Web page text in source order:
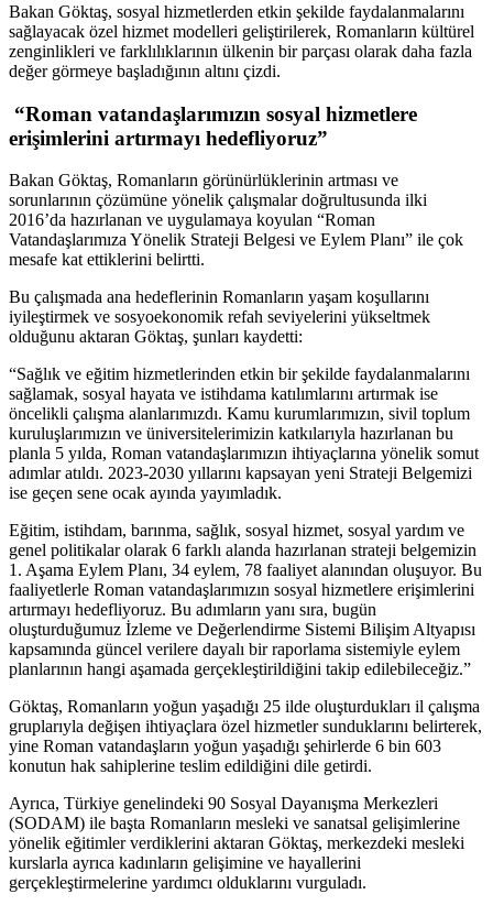
Bakan Göktaş, sosyal hizmetlerden etkin şekilde faydalanmalarını
sağlayacak özel hizmet modelleri geliştirilerek, Romanların kültürel
zenginlikleri ve farklılıklarının ülkenin bir parçası olarak daha fazla
değer görmeye başladığının altını çizdi.
“Roman vatandaşlarımızın sosyal hizmetlere
erişimlerini artırmayı hedefliyoruz”
Bakan Göktaş, Romanların görünürlüklerinin artması ve
sorunlarının çözümüne yönelik çalışmalar doğrultusunda ilki
2016’da hazırlanan ve uygulamaya koyulan “Roman
Vatandaşlarımıza Yönelik Strateji Belgesi ve Eylem Planı” ile çok
mesafe kat ettiklerini belirtti.
Bu çalışmada ana hedeflerinin Romanların yaşam koşullarını
iyileştirmek ve sosyoekonomik refah seviyelerini yükseltmek
olduğunu aktaran Göktaş, şunları kaydetti:
“Sağlık ve eğitim hizmetlerinden etkin bir şekilde faydalanmalarını
sağlamak, sosyal hayata ve istihdama katılımlarını artırmak ise
öncelikli çalışma alanlarımızdı. Kamu kurumlarımızın, sivil toplum
kuruluşlarımızın ve üniversitelerimizin katkılarıyla hazırlanan bu
planla 5 yılda, Roman vatandaşlarımızın ihtiyaçlarına yönelik somut
adımlar atıldı. 2023-2030 yıllarını kapsayan yeni Strateji Belgemizi
ise geçen sene ocak ayında yayımladık.
Eğitim, istihdam, barınma, sağlık, sosyal hizmet, sosyal yardım ve
genel politikalar olarak 6 farklı alanda hazırlanan strateji belgemizin
1. Aşama Eylem Planı, 34 eylem, 78 faaliyet alanından oluşuyor. Bu
faaliyetlerle Roman vatandaşlarımızın sosyal hizmetlere erişimlerini
artırmayı hedefliyoruz. Bu adımların yanı sıra, bugün
oluşturduğumuz İzleme ve Değerlendirme Sistemi Bilişim Altyapısı
kapsamında güncel verilere dayalı bir raporlama sistemiyle eylem
planlarının hangi aşamada gerçekleştirildiğini takip edilebileceğiz.”
Göktaş, Romanların yoğun yaşadığı 25 ilde oluşturdukları il çalışma
gruplarıyla değişen ihtiyaçlara özel hizmetler sunduklarını belirterek,
yine Roman vatandaşların yoğun yaşadığı şehirlerde 6 bin 603
konutun hak sahiplerine teslim edildiğini dile getirdi.
Ayrıca, Türkiye genelindeki 90 Sosyal Dayanışma Merkezleri
(SODAM) ile başta Romanların mesleki ve sanatsal gelişimlerine
yönelik eğitimler verdiklerini aktaran Göktaş, merkezdeki mesleki
kurslarla ayrıca kadınların gelişimine ve hayallerini
gerçekleştirmelerine yardımcı olduklarını vurguladı.